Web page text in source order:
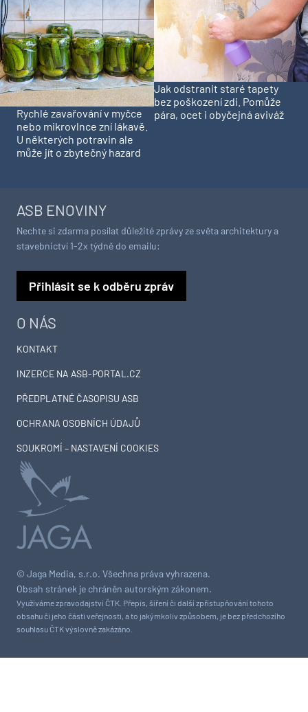
Rychlé zavařování v myčce
nebo mikrovlnce zní lákavě.
U některých potravin ale
může jít o zbytečný hazard
Jak odstranit staré tapety
bez poškození zdi. Pomůže
pára, ocet i obyčejná aviváž
© Jaga Media, s.r.o. Všechna práva vyhrazena.
Obsah stránek je chráněn autorským zákonem.
Využíváme zpravodajství ČTK. Přepis, šíření či další zpřístupňování tohoto
obsahu či jeho části veřejnosti, a to jakýmkoliv způsobem, je bez předchozího
souhlasu ČTK výslovně zakázáno.
O NÁS
KONTAKT
INZERCE NA ASB-PORTAL.CZ
PŘEDPLATNÉ ČASOPISU ASB
OCHRANA OSOBNÍCH ÚDAJŮ
SOUKROMÍ – NASTAVENÍ COOKIES
ASB ENOVINY
Nechte si zdarma posílat důležité zprávy ze světa architektury a
stavebnictví 1-2x týdně do emailu:
Přihlásit se k odběru zpráv